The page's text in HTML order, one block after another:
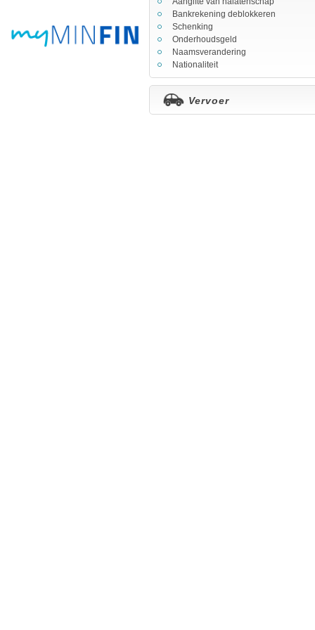
Bankrekening deblokkeren
Schenking
Onderhoudsgeld
Naamsverandering
Nationaliteit
Vervoer